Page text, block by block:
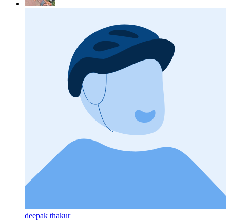
deepak thakur